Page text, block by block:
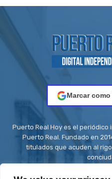
Marcar
Puerto Real Hoy es el
Puerto Real. Fundado en
titulados que acuden al
Contacto: